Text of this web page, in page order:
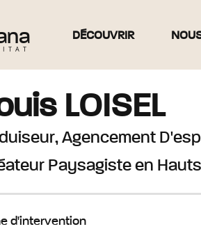
DÉCOUVRIR
LOISEL
Agencement
Paysagiste en
d'intervention